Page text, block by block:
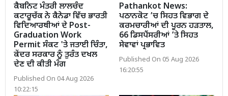
ਕੈਬਨਿਟ ਮੰਤਰੀ ਲਾਲਚੰਦ
ਕਟਾਰੂਚੱਕ ਨੇ ਕੈਨੇਡਾ ਵਿੱਚ ਭਾਰਤੀ
ਵਿਦਿਆਰਥੀਆਂ ਦੇ Post-
Graduation Work
Permit ਸੰਕਟ 'ਤੇ ਜਤਾਈ ਚਿੰਤਾ,
ਕੇਂਦਰ ਸਰਕਾਰ ਨੂੰ ਤੁਰੰਤ ਦਖਲ
ਦੇਣ ਦੀ ਕੀਤੀ ਮੰਗ
Published On 04 Aug 2026
10:22:15
Pathankot News:
ਪਠਾਨਕੋਟ ’ਚ ਸਿਹਤ ਵਿਭਾਗ ਦੇ
ਕਰਮਚਾਰੀਆਂ ਦੀ ਪੂਰਨ ਹੜਤਾਲ,
66 ਡਿਸਪੈਂਸਰੀਆਂ ’ਤੇ ਸਿਹਤ
ਸੇਵਾਵਾਂ ਪ੍ਰਭਾਵਿਤ
Published On 05 Aug 2026
16:20:55